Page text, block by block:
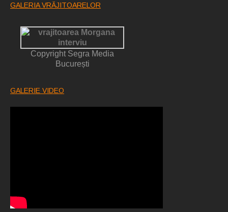
GALERIA VRĂJITOARELOR
Copyright Segra Media
București
GALERIE VIDEO